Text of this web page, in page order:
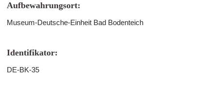
Aufbewahrungsort:
Museum-Deutsche-Einheit Bad Bodenteich
Identifikator:
DE-BK-35